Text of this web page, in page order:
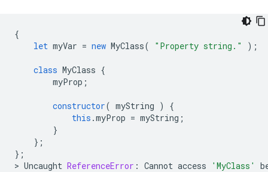
{
let myVar = new MyClass( "Property string." );
class MyClass {
myProp ;
constructor( myString )
{
this .myProp = myString ;
}
};
};
> Uncaught ReferenceError : Cannot access 'MyClass'